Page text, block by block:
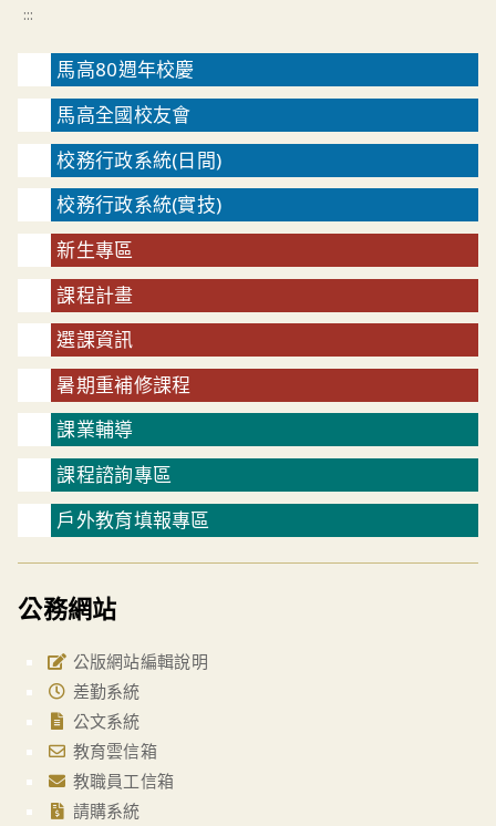
:::
馬高80週年校慶
馬高全國校友會
校務行政系統(日間)
校務行政系統(實技)
新生專區
課程計畫
選課資訊
暑期重補修課程
課業輔導
課程諮詢專區
戶外教育填報專區
公務網站
公版網站編輯說明
差勤系統
公文系統
教育雲信箱
教職員工信箱
請購系統